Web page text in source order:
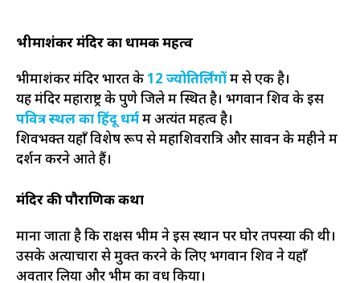
भीमाशंकर मंदिर का धार्मिक महत्व
भीमाशंकर मंदिर भारत के12 ज्योतिर्लिंगोंमें से एक है।
यह मंदिर महाराष्ट्र के पुणे जिले में स्थित है। भगवान शिव के इस
पवित्र स्थल का हिंदू धर्ममें अत्यंत महत्व है।
शिवभक्त यहाँ विशेष रूप से महाशिवरात्रि और सावन के महीने में
दर्शन करने आते हैं।
मंदिर की पौराणिक कथा
माना जाता है कि राक्षस भीम ने इस स्थान पर घोर तपस्या की थी।
उसके अत्याचारों से मुक्त करने के लिए भगवान शिव ने यहाँ
अवतार लिया और भीम का वध किया।